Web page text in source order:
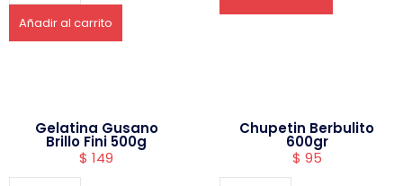
Añadir al carrito
Gelatina Gusano
Brillo Fini 500g
$ 149
Chupetin Berbulito
600gr
$ 95